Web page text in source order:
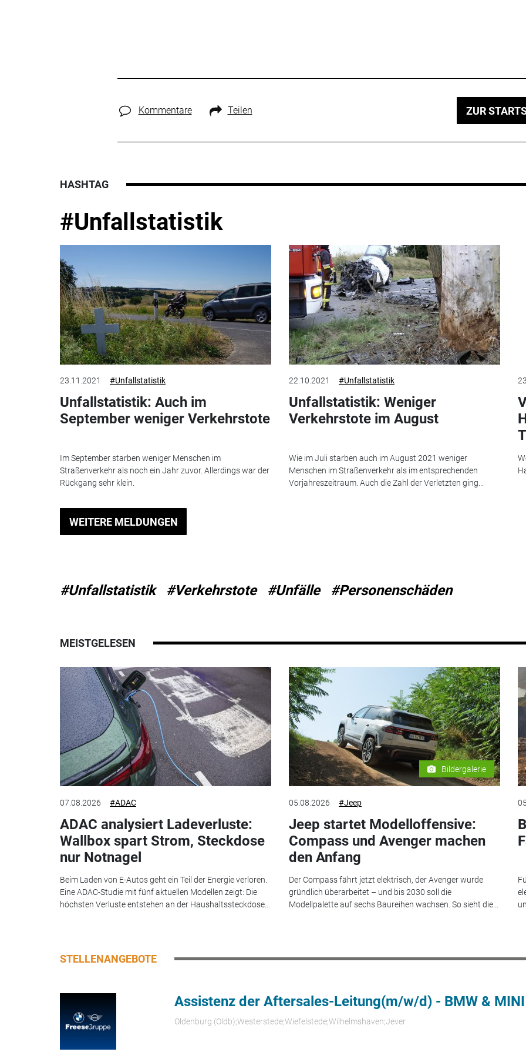
Kommentare Teilen ZUR
HASHTAG
#Unfallstatistik
23.11.2021 #Unfallstatistik
Unfallstatistik: Auch im
September weniger Verkehrstote
Im September starben weniger Menschen im
Straßenverkehr als noch ein Jahr zuvor. Allerdings war der
Rückgang sehr klein.
22.10.2021 #Unfallstatistik
Unfallstatistik: Weniger
Verkehrstote im August
Wie im Juli starben auch im August 2021 weniger
Menschen im Straßenverkehr als im entsprechenden
Vorjahreszeitraum. Auch die Zahl der Verletzten ging...
WEITERE MELDUNGEN
#Unfallstatistik #Verkehrstote #Unfälle #Personenschäden
MEISTGELESEN
07.08.2026 #ADAC
ADAC analysiert Ladeverluste:
Wallbox spart Strom, Steckdose
nur Notnagel
Beim Laden von E-Autos geht ein Teil der Energie verloren.
Eine ADAC-Studie mit fünf aktuellen Modellen zeigt: Die
höchsten Verluste entstehen an der Haushaltssteckdose...
Bildergalerie
05.08.2026 #Jeep
Jeep startet Modelloffensive:
Compass und Avenger machen
den Anfang
Der Compass fährt jetzt elektrisch, der Avenger wurde
gründlich überarbeitet – und bis 2030 soll die
Modellpalette auf sechs Baureihen wachsen. So sieht die...
STELLENANGEBOTE
Assistenz der Aftersales-Leitung(m/w/d) - BMW & MINI
Oldenburg (Oldb);Westerstede;Wiefelstede;Wilhelmshaven;Jever